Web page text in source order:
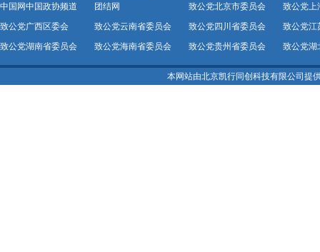
中国网中国政协频道
团结网 致公党北京市委员会
致公党上
致公党广西区委会
致公党云南省委员会 致公党四川省委员会
致公党江
致公党湖南省委员会
致公党海南省委员会 致公党贵州省委员会 致公党湖
本网站由北京凯行同创科技有限公司提